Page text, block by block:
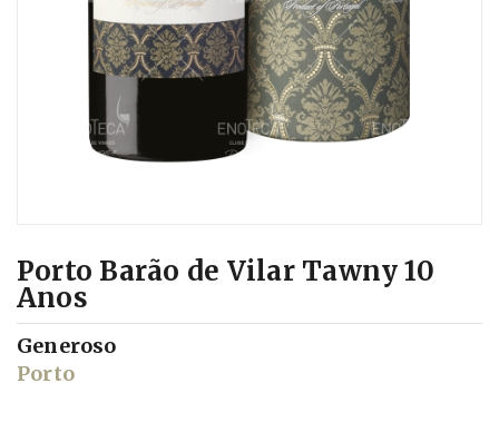
Porto Barão de Vilar Tawny 10
Anos
Generoso
Porto